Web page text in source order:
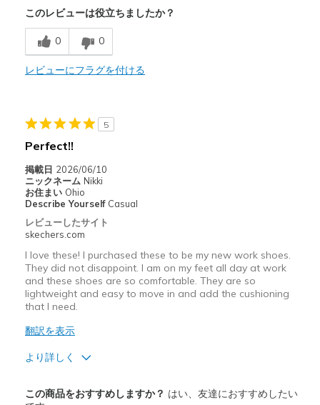
Comfortable
以下に最適
Casual Wear
このレビューは役立ちましたか？
0 0
レビューにフラグを付ける
5
Perfect!!
掲載日 2026/06/10
ニックネーム Nikki
お住まい Ohio
Describe Yourself Casual
レビューしたサイト
skechers.com
I love these! I purchased these to be my new work shoes.
They did not disappoint. I am on my feet all day at work
and these shoes are so comfortable. They are so
lightweight and easy to move in and add the cushioning
that I need.
翻訳を表示
より詳しく
この商品をおすすめしますか？ はい、友達におすすめしたい